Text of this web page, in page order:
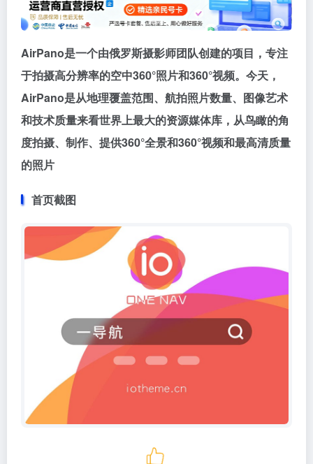
AirPano是一个由俄罗斯摄影师团队创建的项目，专注
于拍摄高分辨率的空中360°照片和360°视频。今天，
AirPano是从地理覆盖范围、航拍照片数量、图像艺术
和技术质量来看世界上最大的资源媒体库，从鸟瞰的角
度拍摄、制作、提供360°全景和360°视频和最高清质量
的照片
首页截图